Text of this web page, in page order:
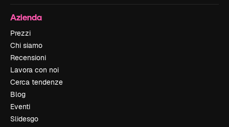
Azienda
Prezzi
Chi siamo
Recensioni
Lavora con noi
Cerca tendenze
Blog
Eventi
Slidesgo